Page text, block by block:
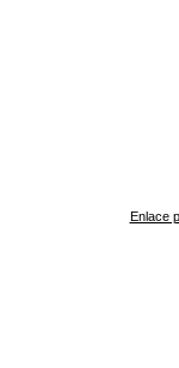
Enlace